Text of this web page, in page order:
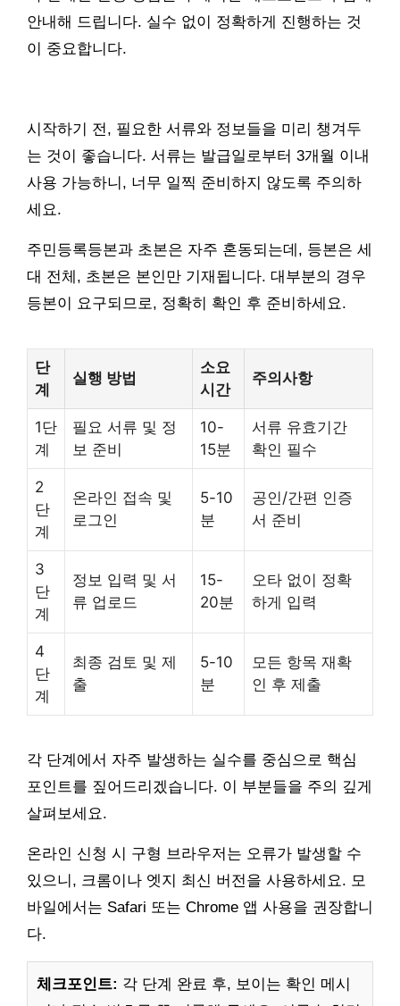
안내해 드립니다. 실수 없이 정확하게 진행하는 것
이 중요합니다.
시작하기 전, 필요한 서류와 정보들을 미리 챙겨두
는 것이 좋습니다. 서류는 발급일로부터 3개월 이내
사용 가능하니, 너무 일찍 준비하지 않도록 주의하
세요.
주민등록등본과 초본은 자주 혼동되는데, 등본은 세
대 전체, 초본은 본인만 기재됩니다. 대부분의 경우
등본이 요구되므로, 정확히 확인 후 준비하세요.
단
계
실행 방법
소요
시간
주의사항
1단
계
필요 서류 및 정
보 준비
10-
15분
서류 유효기간
확인 필수
2
단
계
온라인 접속 및
로그인
5-10
분
공인/간편 인증
서 준비
3
단
계
정보 입력 및 서
류 업로드
15-
20분
오타 없이 정확
하게 입력
4
단
계
최종 검토 및 제
출
5-10
분
모든 항목 재확
인 후 제출
각 단계에서 자주 발생하는 실수를 중심으로 핵심
포인트를 짚어드리겠습니다. 이 부분들을 주의 깊게
살펴보세요.
온라인 신청 시 구형 브라우저는 오류가 발생할 수
있으니, 크롬이나 엣지 최신 버전을 사용하세요. 모
바일에서는 Safari 또는 Chrome 앱 사용을 권장합니
다.
체크포인트: 각 단계 완료 후, 보이는 확인 메시